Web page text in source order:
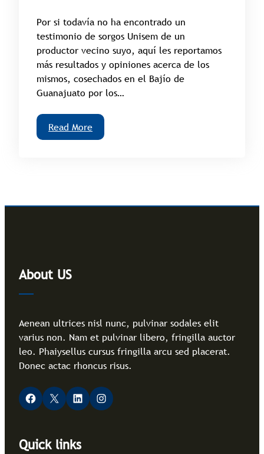
Por si todavía no ha encontrado un
testimonio de sorgos Unisem de un
productor vecino suyo, aquí les reportamos
más resultados y opiniones acerca de los
mismos, cosechados en el Bajío de
Guanajuato por los…
Read More
About US
Aenean ultrices nisl nunc, pulvinar sodales elit
varius non. Nam et pulvinar libero, fringilla auctor
leo. Phaiysellus cursus fringilla arcu sed placerat.
Donec actac rhoncus risus.
Facebook X LinkedIn Instagram
Quick links